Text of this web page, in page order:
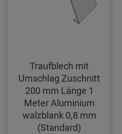
Traufblech mit
Umschlag Zuschnitt
200 mm Länge 1
Meter Aluminium
walzblank 0,8 mm
(Standard)